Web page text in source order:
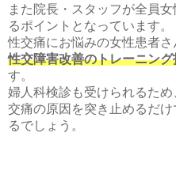
また院長・スタッフが全員
るポイントとなっています。
性交痛にお悩みの女性患者
性交障害改善のトレーニン
す。
婦人科検診も受けられるた
交痛の原因を突き止めるだ
るでしょう。